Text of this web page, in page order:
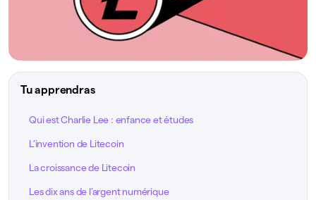
Tu apprendras
Qui est Charlie Lee : enfance et études
L’invention de Litecoin
La croissance de Litecoin
Les dix ans de l’argent numérique